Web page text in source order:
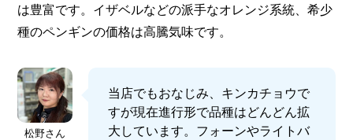
は豊富です。イザベルなどの派手なオレンジ系統、希少
種のペンギンの価格は高騰気味です。
松野さん
当店でもおなじみ、キンカチョウで
すが現在進行形で品種はどんどん拡
大しています。フォーンやライトバ